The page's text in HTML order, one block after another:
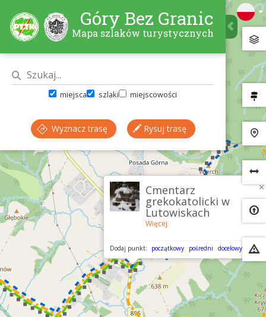
×
Cmentarz
grekokatolicki w
Lutowiskach
Więcej
Dodaj punkt: początkowy pośredni docelowy
Góry Bez Granic
Mapa szlaków turystycznych
miejsca szlaki miejscowości
Wyznacz trasę Rysuj trasę